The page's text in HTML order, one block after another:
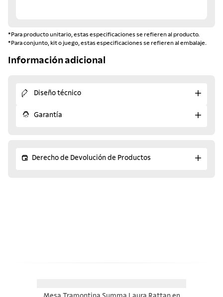
*Para producto unitario, estas especificaciones se refieren al producto.
*Para conjunto, kit o juego, estas especificaciones se refieren al embalaje.
Información adicional
Diseño técnico
Garantía
Derecho de Devolución de Productos